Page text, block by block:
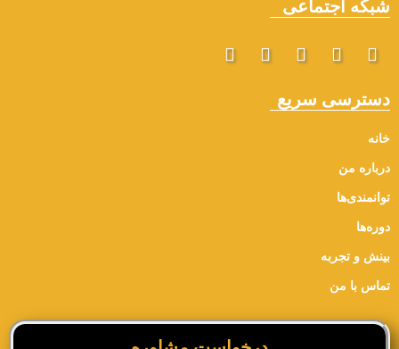
شبکه اجتماعی
دسترسی سریع
خانه
درباره من
توانمندی‌ها
دوره‌ها
بینش و تجربه
تماس با من